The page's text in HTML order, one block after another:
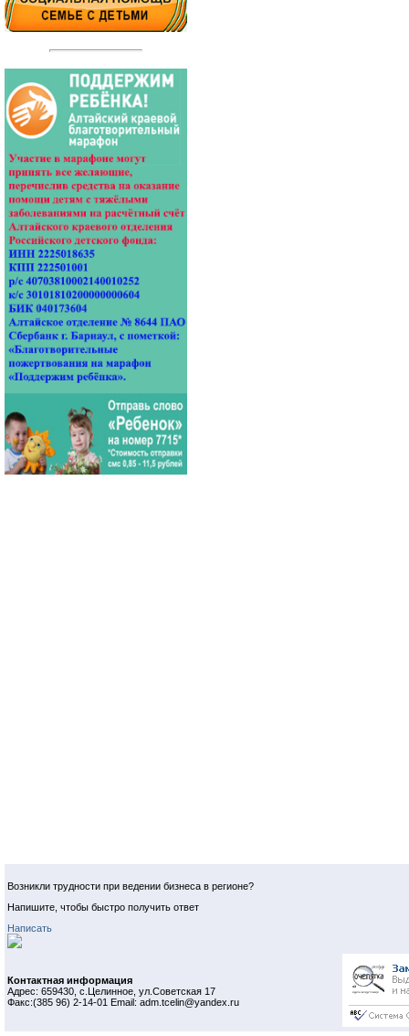
Возникли трудности при ведении бизнеса в регионе?
Напишите, чтобы быстро получить ответ
Написать
Контактная информация
Адрес: 659430, с.Целинное, ул.Советская 17
Факс:(385 96) 2-14-01 Email: adm.tcelin@yandex.ru